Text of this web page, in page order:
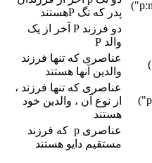
پدر که تگ Pهستند
دو فرزند P آخر از یک
والد P
عناصری که تنها فرزند
والدین آنها هستند
عناصری که تنها فرزند ،
از نوع آن ، والدین خود
هستند
عناصری p که فرزند
مستقیم دایو هستند